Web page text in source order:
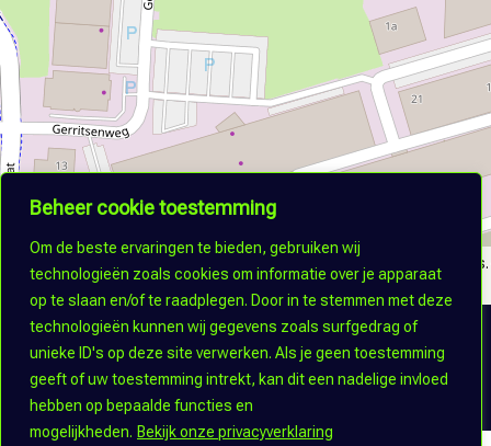
Beheer cookie toestemming
Om de beste ervaringen te bieden, gebruiken wij
technologieën zoals cookies om informatie over je apparaat
op te slaan en/of te raadplegen. Door in te stemmen met deze
technologieën kunnen wij gegevens zoals surfgedrag of
unieke ID's op deze site verwerken. Als je geen toestemming
geeft of uw toestemming intrekt, kan dit een nadelige invloed
hebben op bepaalde functies en
mogelijkheden. Bekijk onze privacyverklaring
© OpenStreetMap contributors.
Terug naar alle bedrijven